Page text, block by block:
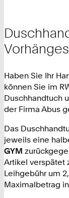
Haben Sie Ihr
können Sie im
Duschhandtuch
der Firma Abus
Das
jeweils eine
GYM
Artikel verspätet
Leihgebühr um
Maximalbetrag